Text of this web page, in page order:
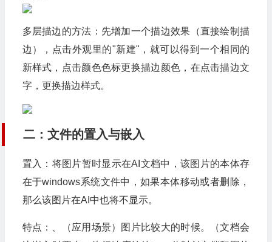
多层描边的方法：先增加一个描边效果（直接绘制描
边），点击外观里的"新建"，就可以得到一个相同的
新样式，点击颜色色标更换描边颜色，在点击描边文
字，更换描边样式。
二：文件的置入与嵌入
置入：将图片暂时显示在AI文档中，该图片的本体存
在于windows系统文件中，如果本体移动或者删除，
那么该图片在AI中也将不显示。
特点：、（应用场景）图片比较大的时候。（文档会